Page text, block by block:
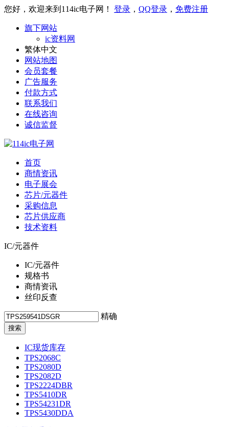
您好，欢迎来到114ic电子网！ 登录 ， QQ登录 ， 免费注册
旗下网站
ic资料网
繁体中文
网站地图
会员套餐
广告服务
付款方式
联系我们
在线咨询
诚信监督
首页
商情资讯
电子展会
芯片/元器件
采购信息
芯片供应商
技术资料
IC/元器件
IC/元器件
规格书
商情资讯
丝印反查
精确
IC现货库存
TPS2068C
TPS2080D
TPS2082D
TPS2224DBR
TPS5410DR
TPS54231DR
TPS5430DDA